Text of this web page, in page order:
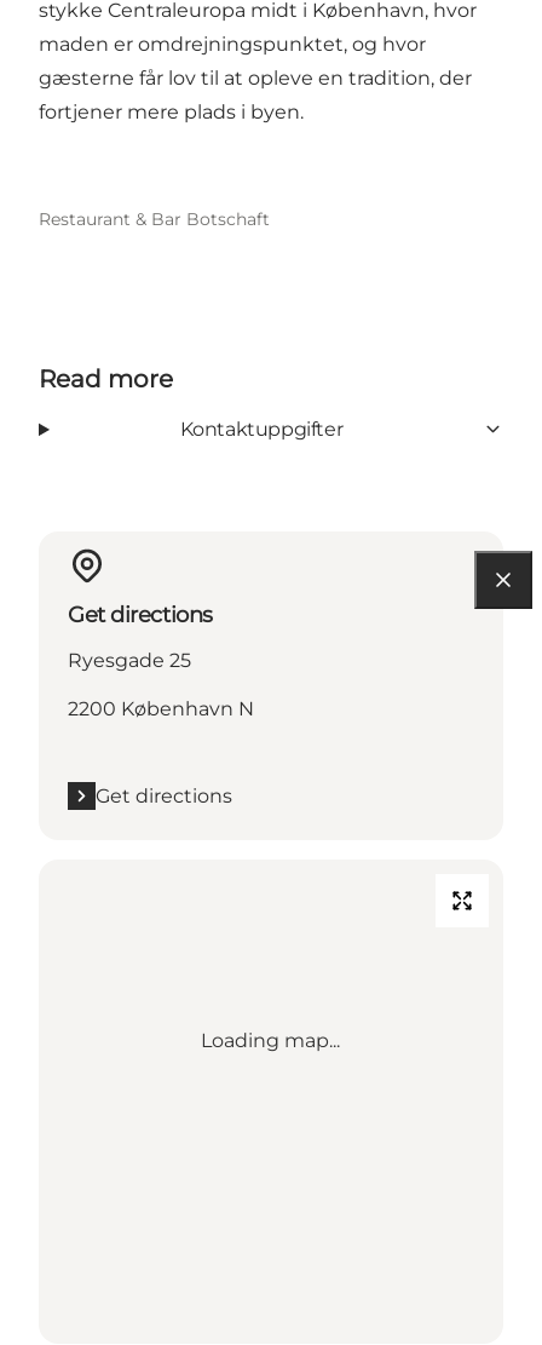
stykke Centraleuropa midt i København, hvor
maden er omdrejningspunktet, og hvor
gæsterne får lov til at opleve en tradition, der
fortjener mere plads i byen.
Restaurant & Bar Botschaft
Read more
Kontaktuppgifter
Get directions
Ryesgade 25
2200 København N
Get directions
Loading map...